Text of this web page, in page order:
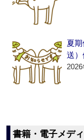
夏
送
書籍・電子メデ